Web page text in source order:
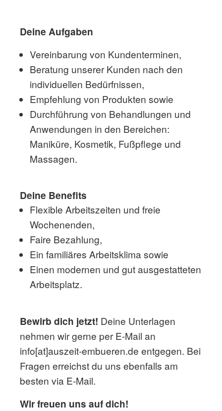
Deine Aufgaben
Vereinbarung von Kundenterminen,
Beratung unserer Kunden nach den
individuellen Bedürfnissen,
Empfehlung von Produkten sowie
Durchführung von Behandlungen und
Anwendungen in den Bereichen:
Maniküre, Kosmetik, Fußpflege und
Massagen.
Deine Benefits
Flexible Arbeitszeiten und freie
Wochenenden,
Faire Bezahlung,
Ein familiäres Arbeitsklima sowie
Einen modernen und gut ausgestatteten
Arbeitsplatz.
Bewirb dich jetzt! Deine Unterlagen
nehmen wir gerne per E-Mail an
info[at]auszeit-embueren.de entgegen. Bei
Fragen erreichst du uns ebenfalls am
besten via E-Mail.
Wir freuen uns auf dich!